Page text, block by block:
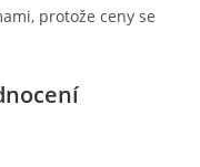
protože ceny se